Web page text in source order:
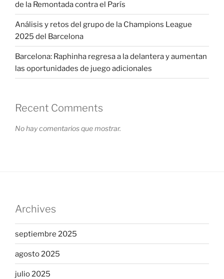
de la Remontada contra el París
Análisis y retos del grupo de la Champions League
2025 del Barcelona
Barcelona: Raphinha regresa a la delantera y aumentan
las oportunidades de juego adicionales
Recent Comments
No hay comentarios que mostrar.
Archives
septiembre 2025
agosto 2025
julio 2025